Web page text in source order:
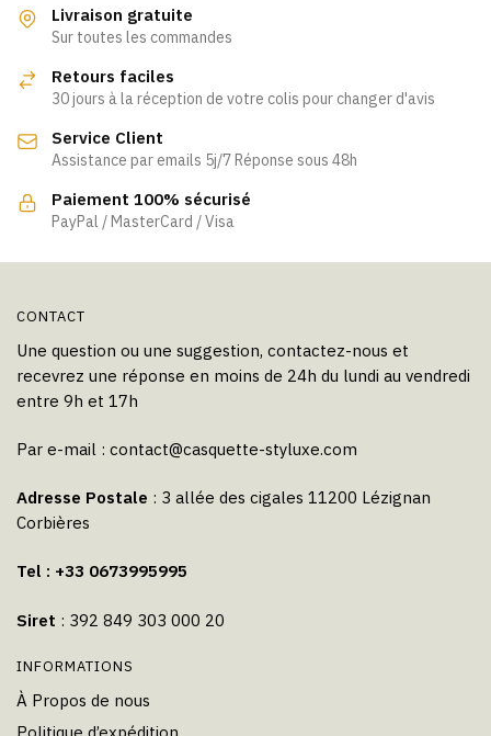
Livraison gratuite
Sur toutes les commandes
Retours faciles
30 jours à la réception de votre colis pour changer d'avis
Service Client
Assistance par emails 5j/7 Réponse sous 48h
Paiement 100% sécurisé
PayPal / MasterCard / Visa
CONTACT
Une question ou une suggestion, contactez-nous et
recevrez une réponse en moins de 24h du lundi au vendredi
entre 9h et 17h
Par e-mail : contact@casquette-styluxe.com
Adresse Postale : 3 allée des cigales 11200 Lézignan
Corbières
Tel : +33 0673995995
Siret : 392 849 303 000 20
INFORMATIONS
À Propos de nous